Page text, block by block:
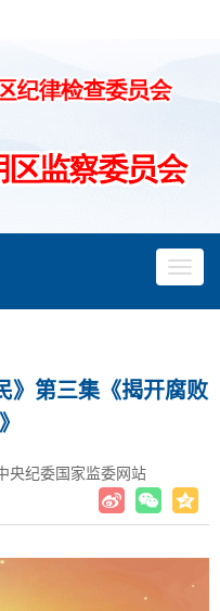
》第三集《揭开腐败
央纪委国家监委网站